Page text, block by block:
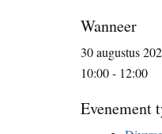
Wanneer
30 augustus
10:00 - 12:00
Evenement